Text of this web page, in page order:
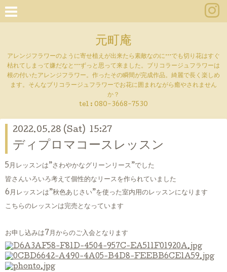
元町庵
アレンジフラワーのように寄せ植えが出来たら素敵なのに···でも切り花はすぐ
枯れてしまって嫌だなと···ずっと思って来ました。ブリコラージュフラワーは
根の付いたアレンジフラワー。作ったその瞬間が完成作品。綺麗で長く楽しめ
ます。そんなブリコラージュフラワーでお花に囲まれながら癒やされません
か？
tel : 080-3668-7530
2022.05.28 (Sat) 15:27
ディプロマコースレッスン
5月レッスンは”さわやかなグリーンリース”でした
皆さんいろいろ考えて個性的なリースを作られていました
6月レッスンは”秋色あじさい”を使った室内用のレッスンになります
こちらのレッスンは完売となっています
お申し込みは7月からのご入会となります